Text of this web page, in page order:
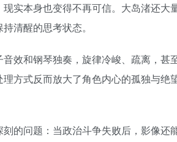
实本身也变得不再可信。大岛渚还大
清醒的思考状态。
效和钢琴独奏，旋律冷峻、疏离，甚
方式反而放大了角色内心的孤独与绝
的问题：当政治斗争失败后，影像还